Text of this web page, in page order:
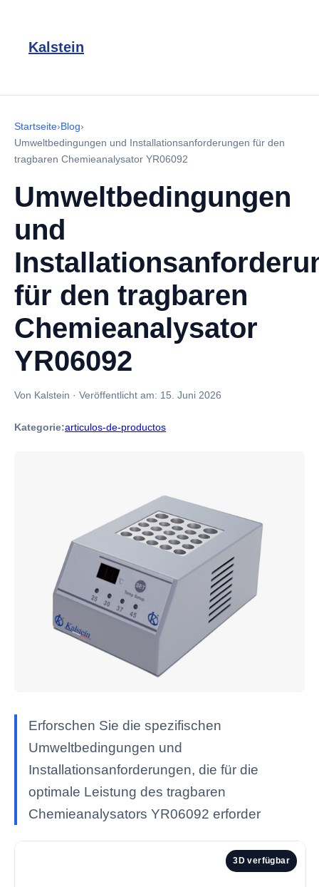
Kalstein
Startseite›Blog›
Umweltbedingungen und Installationsanforderungen für den
tragbaren Chemieanalysator YR06092
Umweltbedingungen
und
für den tragbaren
Chemieanalysator
YR06092
Von Kalstein · Veröffentlicht am: 15. Juni 2026
Kategorie:articulos-de-productos
Erforschen Sie die spezifischen
Umweltbedingungen und
Installationsanforderungen, die für die
optimale Leistung des tragbaren
Chemieanalysators YR06092 erforder
3D verfügbar